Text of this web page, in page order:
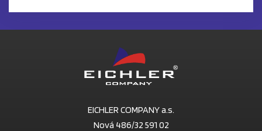
EICHLER COMPANY a.s.
Nová 486/32 591 02